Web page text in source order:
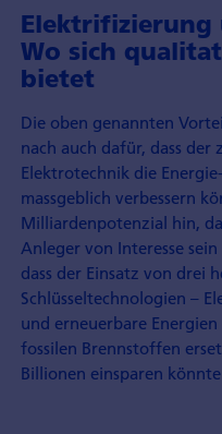
Elektrifizierung
Wo sich
bietet
Die oben genannten
nach auch dafür, dass der
Elektrotechnik die
massgeblich verbessern
Milliardenpotenzial hin,
Anleger von Interesse
dass der Einsatz von drei
Schlüsseltechnologien –
und erneuerbare
fossilen Brennstoffen
Billionen einsparen